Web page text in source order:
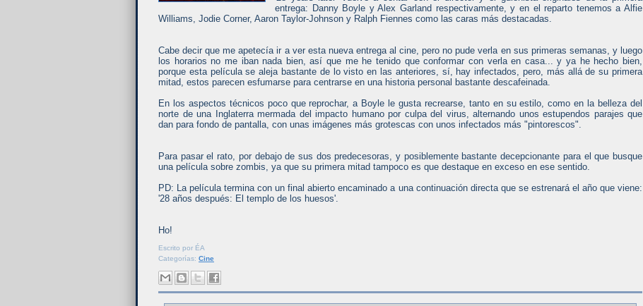
entrega: Danny Boyle y Alex Garland respectivamente, y en el reparto tenemos a Alfie
Williams, Jodie Corner, Aaron Taylor-Johnson y Ralph Fiennes como las caras más destacadas.
Cabe decir que me apetecía ir a ver esta nueva entrega al cine, pero no pude verla en sus primeras semanas, y luego
los horarios no me iban nada bien, así que me he tenido que conformar con verla en casa... y ya he hecho bien,
porque esta película se aleja bastante de lo visto en las anteriores, sí, hay infectados, pero, más allá de su primera
mitad, estos parecen esfumarse para centrarse en una historia personal bastante descafeinada.
En los aspectos técnicos poco que reprochar, a Boyle le gusta recrearse, tanto en su estilo, como en la belleza del
norte de una Inglaterra mermada del impacto humano por culpa del virus, alternando unos estupendos parajes que
dan para fondo de pantalla, con unas imágenes más grotescas con unos infectados más "pintorescos".
Para pasar el rato, por debajo de sus dos predecesoras, y posiblemente bastante decepcionante para el que busque
una película sobre zombis, ya que su primera mitad tampoco es que destaque en exceso en ese sentido.
PD: La película termina con un final abierto encaminado a una continuación directa que se estrenará el año que viene:
'28 años después: El templo de los huesos'.
Ho!
Escrito por ÉA
Categorías: Cine